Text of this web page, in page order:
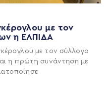
με τον
η ΕΛΠΙΔΑ
με τον σύλλογο
η πρώτη συνάντηση με